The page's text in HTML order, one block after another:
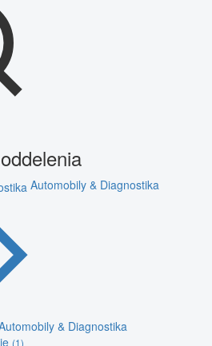
Automobily & Diagnostika
& Diagnostika
(1)